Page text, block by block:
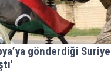
gönderdiği